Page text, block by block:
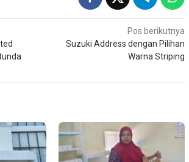
Pos berikutnya
Suzuki Address dengan Pilihan
Warna Striping